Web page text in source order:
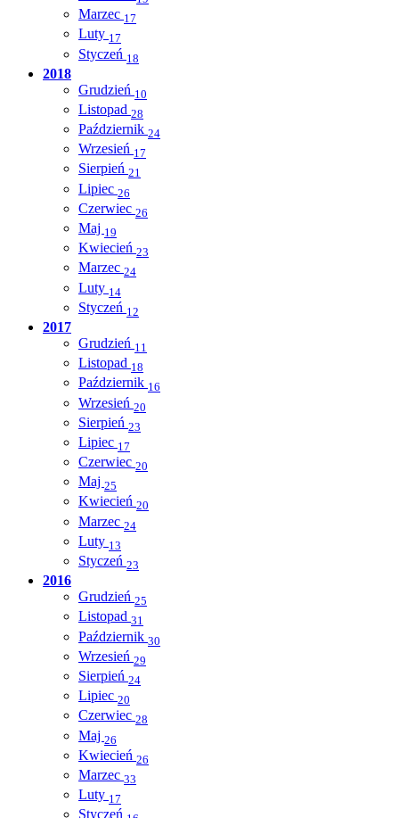
Marzec 17
Luty 17
Styczeń 18
2018
Grudzień 10
Listopad 28
Październik 24
Wrzesień 17
Sierpień 21
Lipiec 26
Czerwiec 26
Maj 19
Kwiecień 23
Marzec 24
Luty 14
Styczeń 12
2017
Grudzień 11
Listopad 18
Październik 16
Wrzesień 20
Sierpień 23
Lipiec 17
Czerwiec 20
Maj 25
Kwiecień 20
Marzec 24
Luty 13
Styczeń 23
2016
Grudzień 25
Listopad 31
Październik 30
Wrzesień 29
Sierpień 24
Lipiec 20
Czerwiec 28
Maj 26
Kwiecień 26
Marzec 33
Luty 17
Styczeń